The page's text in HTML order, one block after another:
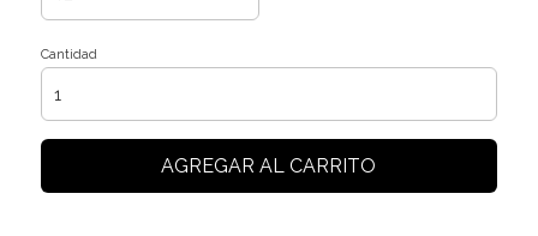
Cantidad
AGREGAR AL CARRITO